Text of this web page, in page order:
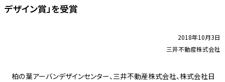
デザイン賞」を受賞
2018年10月3日
三井不動産株式会社
柏の葉アーバンデザインセンター、三井不動産株式会社、株式会社日